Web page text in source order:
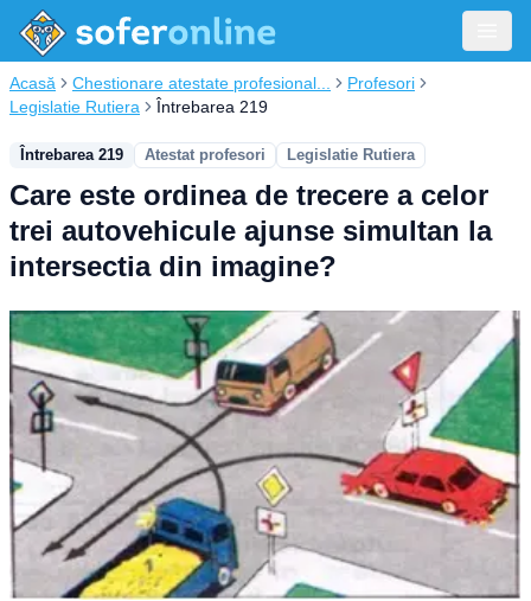
Acasă Chestionare atestate profesional...
Profesori
Legislatie Rutiera
Întrebarea 219
Întrebarea 219 Atestat profesori Legislatie Rutiera
Care este ordinea de trecere a celor
trei autovehicule ajunse simultan la
intersectia din imagine?